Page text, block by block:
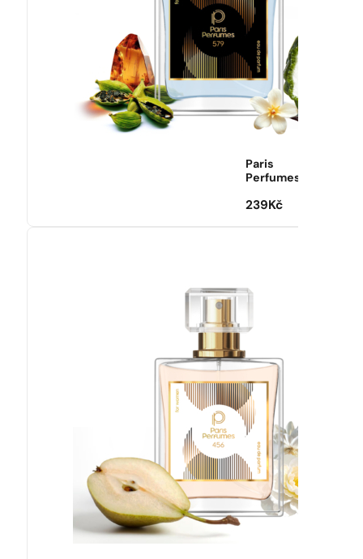
Paris
Perfumes
239 Kč